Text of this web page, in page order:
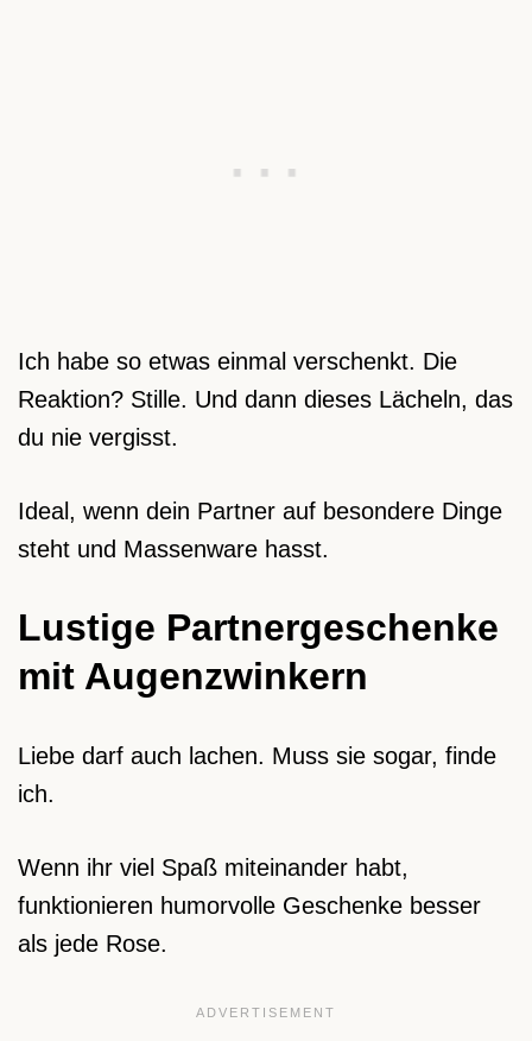
Ich habe so etwas einmal verschenkt. Die
Reaktion? Stille. Und dann dieses Lächeln, das
du nie vergisst.
Ideal, wenn dein Partner auf besondere Dinge
steht und Massenware hasst.
Lustige Partnergeschenke
mit Augenzwinkern
Liebe darf auch lachen. Muss sie sogar, finde
ich.
Wenn ihr viel Spaß miteinander habt,
funktionieren humorvolle Geschenke besser
als jede Rose.